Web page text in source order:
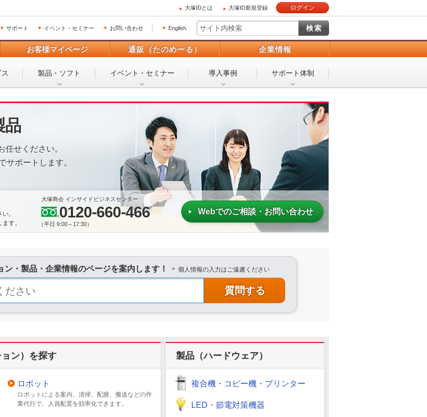
大塚IDとは 大塚ID新規登録 ログイン
サポート イベント・セミナー お問い合わせ English
お客様マイページ 通販（たのめーる） 企業情報
製品・ソフト イベント・ セミナー 導入事例 サポート体制
品
任せください。
サポートします。
。
す。
大塚商会 インサイドビジネスセンター
0120-660-466
（平日 9:00～17:30）
Webでのご相談・お問い合わせ
ン・製品・企業情報のページを案内します！ ＊ 個人情報の入力はご遠慮ください
ン）を探す
ロボット
ロボットによる案内、清掃、配膳、搬送などの作
業代行で、人員配置を効率化できます。
製品（ハードウェア）
複合機・コピー機・プリンター
LED・節電対策機器